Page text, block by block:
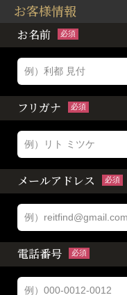
お客様情報
お名前 必須
フリガナ 必須
メールアドレス 必須
電話番号 必須